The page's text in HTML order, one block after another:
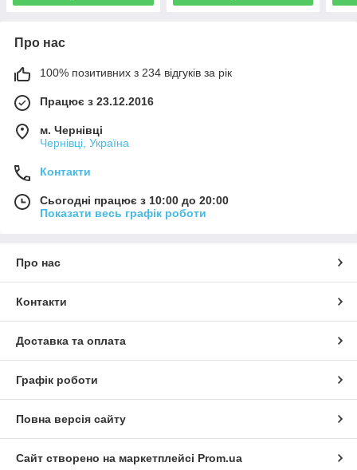
Про нас
100% позитивних з 234 відгуків за рік
Працює з 23.12.2016
м. Чернівці
Чернівці, Україна
Контакти
Сьогодні працює з 10:00 до 20:00
Показати весь графік роботи
Про нас
Контакти
Доставка та оплата
Графік роботи
Повна версія сайту
Сайт створено на маркетплейсі Prom.ua